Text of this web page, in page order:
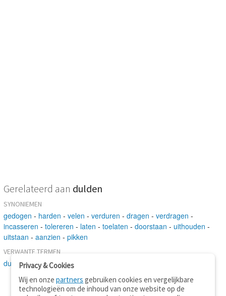
Gerelateerd aan dulden
SYNONIEMEN
gedogen - harden - velen - verduren - dragen - verdragen -
incasseren - tolereren - laten - toelaten - doorstaan - uithouden -
uitstaan - aanzien - pikken
VERWANTE TERMEN
dulden-toestaan
Privacy & Cookies
Wij en onzepartners gebruiken cookies en vergelijkbare
technologieën om de inhoud van onze website op de